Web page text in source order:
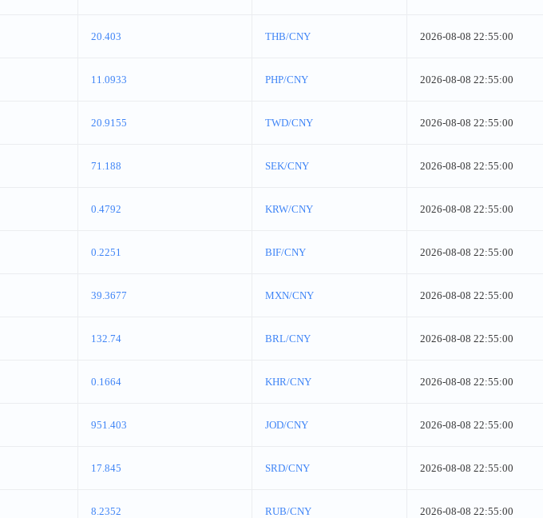
20.403 THB/CNY 2026-08-08 22:55:00
11.0933 PHP/CNY 2026-08-08 22:55:00
20.9155 TWD/CNY 2026-08-08 22:55:00
71.188 SEK/CNY 2026-08-08 22:55:00
0.4792 KRW/CNY 2026-08-08 22:55:00
0.2251 BIF/CNY 2026-08-08 22:55:00
39.3677 MXN/CNY 2026-08-08 22:55:00
132.74 BRL/CNY 2026-08-08 22:55:00
0.1664 KHR/CNY 2026-08-08 22:55:00
951.403 JOD/CNY 2026-08-08 22:55:00
17.845 SRD/CNY 2026-08-08 22:55:00
8.2352 RUB/CNY 2026-08-08 22:55:00